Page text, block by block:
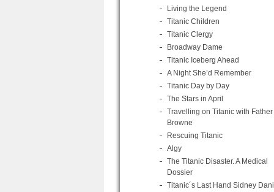
Living the Legend
Titanic Children
Titanic Clergy
Broadway Dame
Titanic Iceberg Ahead
A Night She’d Remember
Titanic Day by Day
The Stars in April
Travelling on Titanic with Father
Browne
Rescuing Titanic
Algy
The Titanic Disaster. A Medical
Dossier
Titanic´s Last Hand Sidney